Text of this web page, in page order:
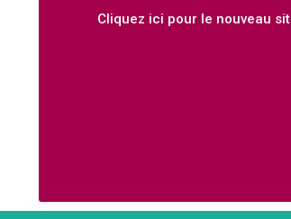
Cliquez ici pour le nouveau